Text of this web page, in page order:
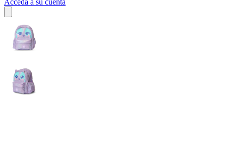
Acceda a su cuenta